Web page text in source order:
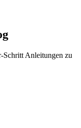
Anleitungen zu